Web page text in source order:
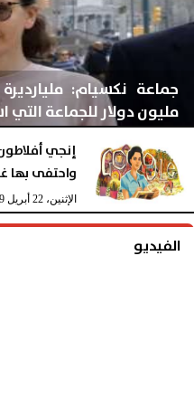
مليون دولار للجماعة التي
الإثنين، 22 أبريل 2019 04:54 مـ
إنجي
واحتفى بها
الإثنين، 22 أبريل 2019
الفيديو